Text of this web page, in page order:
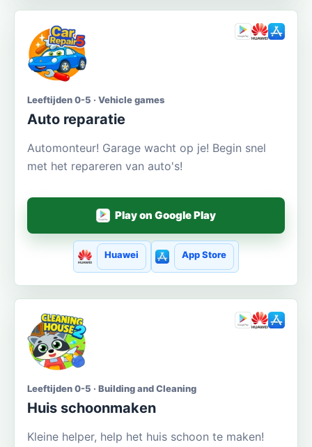
Leeftijden 0-5 · Vehicle games
Auto reparatie
Automonteur! Garage wacht op je! Begin snel
met het repareren van auto's!
Play on Google Play
Huawei App Store
Leeftijden 0-5 · Building and Cleaning
Huis schoonmaken
Kleine helper, help het huis schoon te maken!